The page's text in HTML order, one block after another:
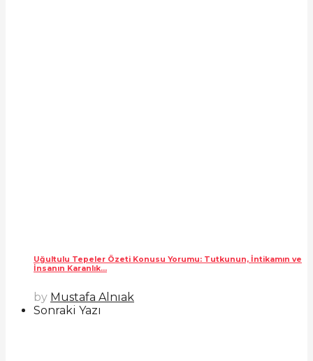
Uğultulu Tepeler Özeti Konusu Yorumu: Tutkunun, İntikamın ve
İnsanın Karanlık...
by Mustafa Alnıak
Sonraki Yazı